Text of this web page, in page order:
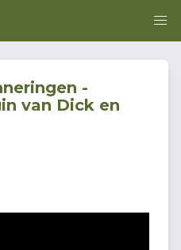
-
van Dick en